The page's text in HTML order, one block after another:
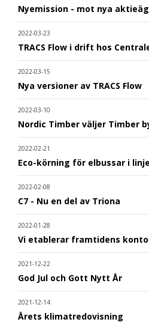
Nyemission - mot nya
2022-03-23
TRACS Flow i drift hos
2022-03-15
Nya versioner av TRACS Flow
2022-03-10
Nordic Timber väljer Timber
2022-02-21
Eco-körning för elbussar i
2022-02-08
C7 - Nu en del av Triona
2022-01-28
Vi etablerar framtidens
2021-12-22
God Jul och Gott Nytt År
2021-12-14
Årets klimatredovisning